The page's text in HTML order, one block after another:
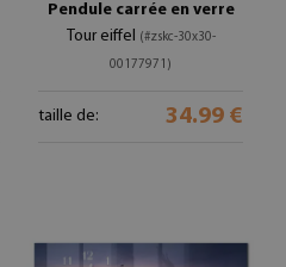
Pendule carrée en verre
Tour eiffel (#zskc-30x30-
00177971)
taille de: 34.99 €